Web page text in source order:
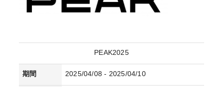
PEAK2025
期間 2025/04/08 - 2025/04/10